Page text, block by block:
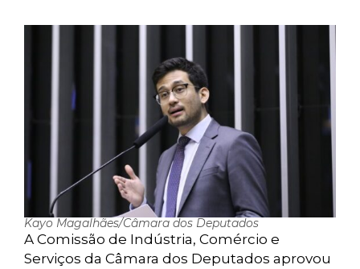
Kayo Magalhães/Câmara dos Deputados
A Comissão de Indústria, Comércio e
Serviços da Câmara dos Deputados aprovou